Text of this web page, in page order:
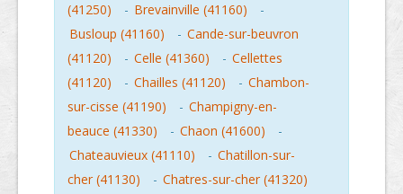
(41250)
- Brevainville (41160)
-
Busloup (41160)
- Cande-sur-beuvron
(41120)
- Celle (41360) - Cellettes
(41120)
- Chailles (41120) - Chambon-
sur-cisse (41190)
- Champigny-en-
beauce (41330)
- Chaon (41600)
-
Chateauvieux (41110)
- Chatillon-sur-
cher (41130)
- Chatres-sur-cher (41320)